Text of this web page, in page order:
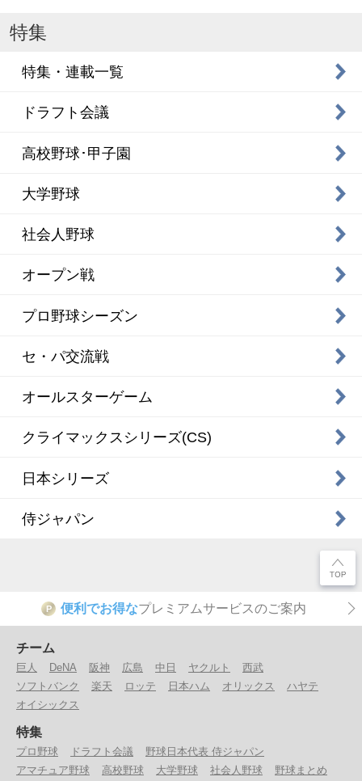
特集
特集・連載一覧
ドラフト会議
高校野球･甲子園
大学野球
社会人野球
オープン戦
プロ野球シーズン
セ・パ交流戦
オールスターゲーム
クライマックスシリーズ(CS)
日本シリーズ
侍ジャパン
P 便利でお得なプレミアムサービスのご案内
チーム
巨人 DeNA 阪神 広島 中日 ヤクルト
西武
ソフトバンク
楽天 ロッテ 日本ハム オリックス
ハヤテ
オイシックス
特集
プロ野球 ドラフト会議
野球日本代表 侍ジャパン
アマチュア野球
高校野球 大学野球 社会人野球 野球まとめ